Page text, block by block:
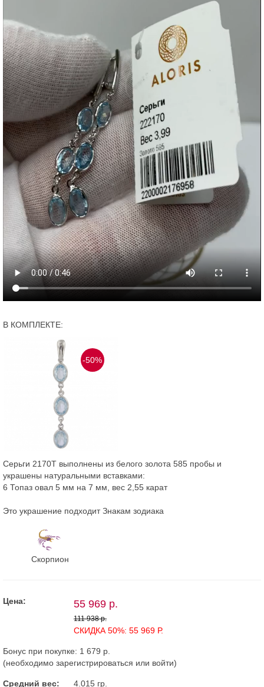
В КОМПЛЕКТЕ:
-50%
Серьги 2170Т выполнены из белого золота 585 пробы и
украшены натуральными вставками:
6 Топаз овал 5 мм на 7 мм, вес 2,55 карат
Это украшение подходит Знакам зодиака
Скорпион
Цена: 55 969 р.
111 938 р.
СКИДКА 50%: 55 969 Р.
Бонус при покупке: 1 679 р.
(необходимо зарегистрироваться или войти)
Средний вес: 4.015 гр.